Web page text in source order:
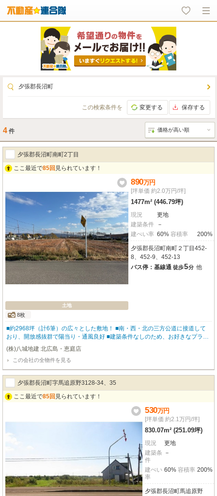
夕張郡長沼町
この検索条件を 変更する 保存する
4 件
夕張郡長沼町南町2丁目
ここ最近で85回 見られています！
土地
8枚
890万円
[坪単価 約2.0万円/坪]
1477m² (446.79坪)
現況
更地
建築条件
－
建ぺい率 60% 容積率 200%
夕張郡長沼町南町２丁目452-
8、452-9、452-13
バス停：基線通 徒歩5分 他
■約2968坪（計6筆）の広々とした敷地！ ■南・西・北の三方公道に接道して
おり、開放感抜群で陽当り・通風良好 ■建築条件なしのため、お好きなプラン
で建築可能 ■分筆販売のご相談も可能！ ■長沼町総合公園まで徒歩約3分で自
然を感じられるロケーション ■セブンイレブン徒歩約5分・長沼郵便局徒歩約8
分で生活利便性◎ ■JR北海道バス「基線通」停まで徒歩約5分→ 乗車約28分で
JR千歳線「北広島」駅へアクセス可能 ・地目：田、宅地、雑種地 ・法令その
他：農地法、景観法、国土法
(株)八城地建 北広島・恵庭店
この会社の全物件を見る
夕張郡長沼町字馬追原野3128-34、35
ここ最近で85回 見られています！
530万円
[坪単価 約2.1万円/坪]
830.07m² (251.09坪)
現況
更地
建築条
件
－
建ぺい
率
60% 容積率 200%
夕張郡長沼町馬追原野